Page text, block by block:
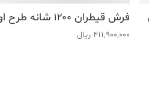
فرش قیطران ۱۲۰۰ شانه طرح اوراشی فیلی
411,900,000 ریال